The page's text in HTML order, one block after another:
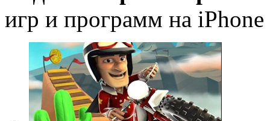
игр и программ на